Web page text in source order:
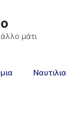
μάτι
Ναυτιλια